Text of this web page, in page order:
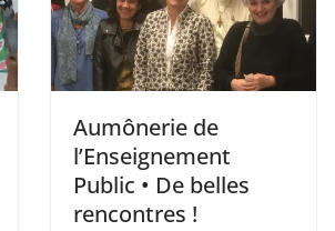
Aumônerie de
l’Enseignement
Public • De belles
rencontres !